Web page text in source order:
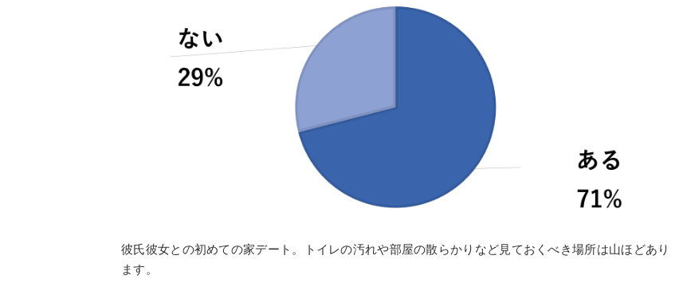
彼氏彼女との初めての家デート。トイレの汚れや部屋の散らかりなど見ておくべき場所は山ほどあり
ます。